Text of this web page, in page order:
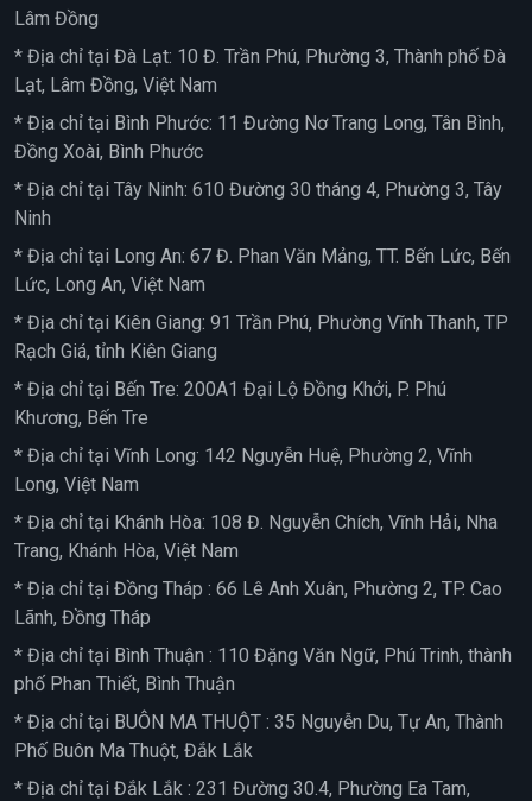
Lâm Đồng
* Địa chỉ tại Đà Lạt: 10 Đ. Trần Phú, Phường 3, Thành phố Đà
Lạt, Lâm Đồng, Việt Nam
* Địa chỉ tại Bình Phước: 11 Đường Nơ Trang Long, Tân Bình,
Đồng Xoài, Bình Phước
* Địa chỉ tại Tây Ninh: 610 Đường 30 tháng 4, Phường 3, Tây
Ninh
* Địa chỉ tại Long An: 67 Đ. Phan Văn Mảng, TT. Bến Lức, Bến
Lức, Long An, Việt Nam
* Địa chỉ tại Kiên Giang: 91 Trần Phú, Phường Vĩnh Thanh, TP
Rạch Giá, tỉnh Kiên Giang
* Địa chỉ tại Bến Tre: 200A1 Đại Lộ Đồng Khởi, P. Phú
Khương, Bến Tre
* Địa chỉ tại Vĩnh Long: 142 Nguyễn Huệ, Phường 2, Vĩnh
Long, Việt Nam
* Địa chỉ tại Khánh Hòa: 108 Đ. Nguyễn Chích, Vĩnh Hải, Nha
Trang, Khánh Hòa, Việt Nam
* Địa chỉ tại Đồng Tháp : 66 Lê Anh Xuân, Phường 2, TP. Cao
Lãnh, Đồng Tháp
* Địa chỉ tại Bình Thuận : 110 Đặng Văn Ngữ, Phú Trinh, thành
phố Phan Thiết, Bình Thuận
* Địa chỉ tại BUÔN MA THUỘT : 35 Nguyễn Du, Tự An, Thành
Phố Buôn Ma Thuột, Đắk Lắk
* Địa chỉ tại Đắk Lắk : 231 Đường 30.4, Phường Ea Tam,